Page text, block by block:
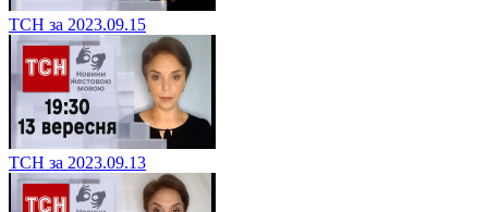
ТСН за 2023.09.15
ТСН за 2023.09.13